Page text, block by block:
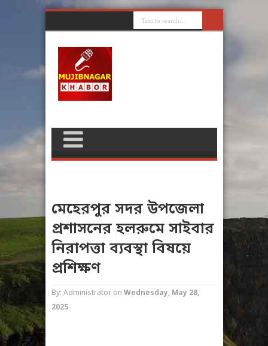
মেহেরপুর সদর উপজেলা
প্রশাসনের হলরুমে সাইবার
নিরাপত্তা ব্যবস্থা বিষয়ে
প্রশিক্ষণ
By: Administrator on Wednesday, May 28,
2025